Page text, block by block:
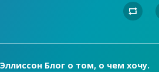

Блог о том, о чем хочу.